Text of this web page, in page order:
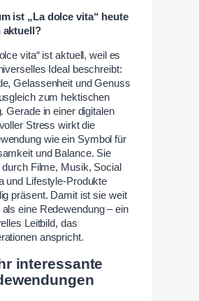
ist „La dolce vita“ heute
aktuell?
vita“ ist aktuell, weil es
Ideal beschreibt:
Gelassenheit und Genuss
zum hektischen
Gerade in einer digitalen
Stress wirkt die
wie ein Symbol für
und Balance. Sie
durch Filme, Musik, Social
und Lifestyle-Produkte
präsent. Damit ist sie weit
als eine Redewendung – ein
Leitbild, das
anspricht.
interessante